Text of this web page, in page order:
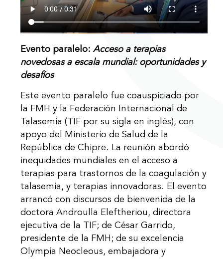
Evento paralelo:Acceso a terapias
novedosas a escala mundial: oportunidades y
desafíos
Este evento paralelo fue coauspiciado por
la FMH y la Federación Internacional de
Talasemia (TIF por su sigla en inglés), con
apoyo del Ministerio de Salud de la
República de Chipre. La reunión abordó
inequidades mundiales en el acceso a
terapias para trastornos de la coagulación y
talasemia, y terapias innovadoras. El evento
arrancó con discursos de bienvenida de la
doctora Androulla Eleftheriou, directora
ejecutiva de la TIF; de César Garrido,
presidente de la FMH; de su excelencia
Olympia Neocleous, embajadora y